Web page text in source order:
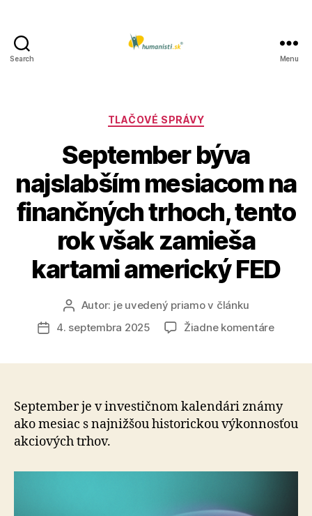
Search Menu
Kategórie
TLAČOVÉ SPRÁVY
September býva
najslabším mesiacom na
finančných trhoch, tento
rok však zamieša
kartami americký FED
AutorAutor: je uvedený priamo v článku
Dátum
4. septembra 2025 Žiadne komentárena
na
September je v investičnom kalendári známy
ako mesiac s najnižšou historickou výkonnosťou
akciových trhov.